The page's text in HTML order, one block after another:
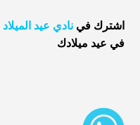
اشترك فينادي عيد الميلاد
في عيد ميلادك